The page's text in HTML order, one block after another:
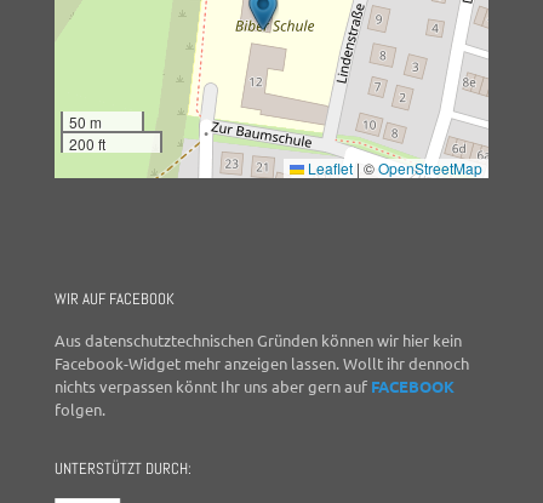
50 m
200 ft
Leaflet | ©OpenStreetMap
WIR AUF FACEBOOK
Aus datenschutztechnischen Gründen können wir hier kein
Facebook-Widget mehr anzeigen lassen. Wollt ihr dennoch
nichts verpassen könnt Ihr uns aber gern auf FACEBOOK
folgen.
UNTERSTÜTZT DURCH: